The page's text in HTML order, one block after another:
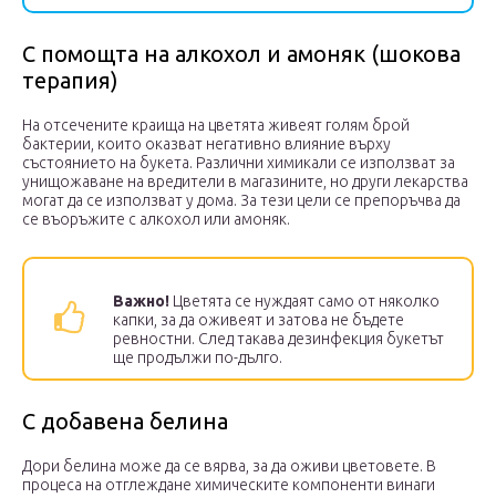
С помощта на алкохол и амоняк (шокова
терапия)
На отсечените краища на цветята живеят голям брой
бактерии, които оказват негативно влияние върху
състоянието на букета. Различни химикали се използват за
унищожаване на вредители в магазините, но други лекарства
могат да се използват у дома. За тези цели се препоръчва да
се въоръжите с алкохол или амоняк.
Важно! Цветята се нуждаят само от няколко
капки, за да оживеят и затова не бъдете
ревностни. След такава дезинфекция букетът
ще продължи по-дълго.
С добавена белина
Дори белина може да се вярва, за да оживи цветовете. В
процеса на отглеждане химическите компоненти винаги